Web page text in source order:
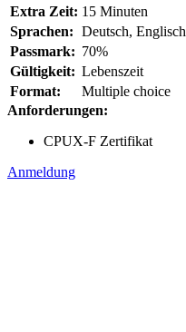
Extra Zeit: 15 Minuten
Sprachen: Deutsch, Englisch
Passmark: 70%
Gültigkeit: Lebenszeit
Format:
Multiple choice
Anforderungen:
CPUX-F Zertifikat
Anmeldung